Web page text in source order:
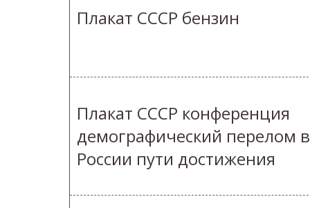
Плакат СССР бензин
Плакат СССР конференция
демографический перелом в
России пути достижения